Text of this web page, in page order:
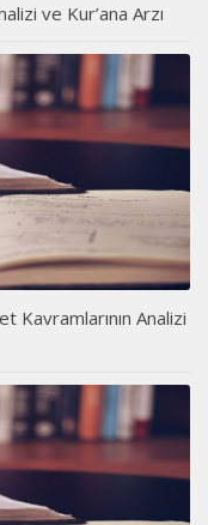
ve Kur’ana Arzı
Kavramlarının Analizi